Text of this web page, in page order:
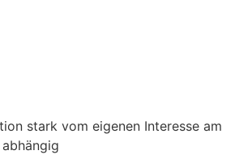
stark vom eigenen Interesse am